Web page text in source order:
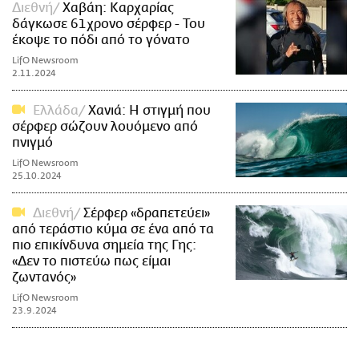
Διεθνή
Χαβάη: Καρχαρίας
δάγκωσε 61χρονο σέρφερ - Του
έκοψε το πόδι από το γόνατο
LifO Newsroom
2.11.2024
Ελλάδα
Χανιά: Η στιγμή που
σέρφερ σώζουν λουόμενο από
πνιγμό
LifO Newsroom
25.10.2024
Διεθνή
Σέρφερ «δραπετεύει»
από τεράστιο κύμα σε ένα από τα
πιο επικίνδυνα σημεία της Γης:
«Δεν το πιστεύω πως είμαι
ζωντανός»
LifO Newsroom
23.9.2024